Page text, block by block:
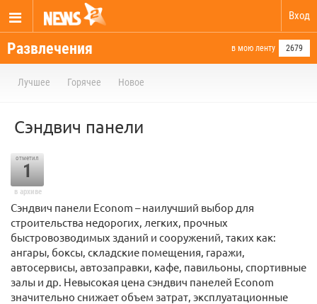
Вход
Развлечения в мою ленту 2679
Лучшее Горячее Новое
Сэндвич панели
отметил
1
в архиве
Сэндвич панели Econom – наилучший выбор для
строительства недорогих, легких, прочных
быстровозводимых зданий и сооружений, таких как:
ангары, боксы, складские помещения, гаражи,
автосервисы, автозаправки, кафе, павильоны, спортивные
залы и др. Невысокая цена сэндвич панелей Econom
значительно снижает объем затрат, эксплуатационные